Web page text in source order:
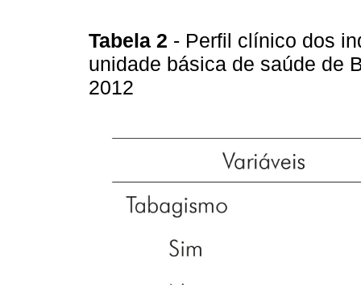
Tabela 2 - Perfil clínico dos
unidade básica de saúde de
2012